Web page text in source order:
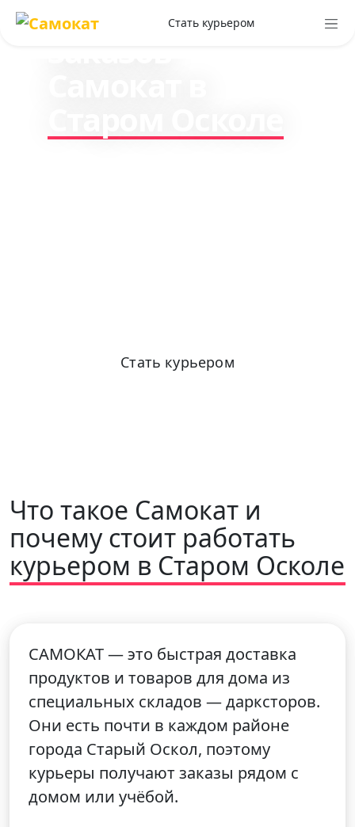
Стать курьером
доставки
Стать курьером
Что такое Самокат и
почему стоит работать
курьером в Старом Осколе
САМОКАТ — это быстрая доставка
продуктов и товаров для дома из
специальных складов — дарксторов.
Они есть почти в каждом районе
города Старый Оскол, поэтому
курьеры получают заказы рядом с
домом или учёбой.